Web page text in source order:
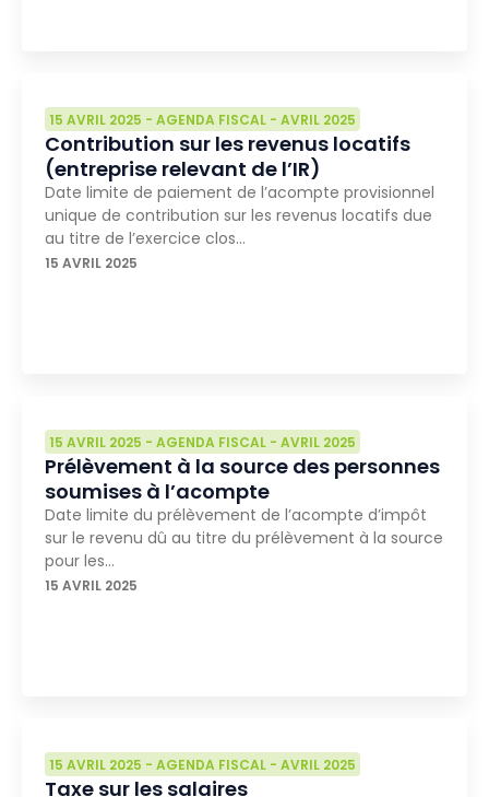
15 AVRIL 2025 - AGENDA FISCAL - AVRIL 2025
Contribution sur les revenus locatifs
(entreprise relevant de l’IR)
Date limite de paiement de l’acompte provisionnel
unique de contribution sur les revenus locatifs due
au titre de l’exercice clos…
15 AVRIL 2025
15 AVRIL 2025 - AGENDA FISCAL - AVRIL 2025
Prélèvement à la source des personnes
soumises à l’acompte
Date limite du prélèvement de l’acompte d’impôt
sur le revenu dû au titre du prélèvement à la source
pour les…
15 AVRIL 2025
15 AVRIL 2025 - AGENDA FISCAL - AVRIL 2025
Taxe sur les salaires